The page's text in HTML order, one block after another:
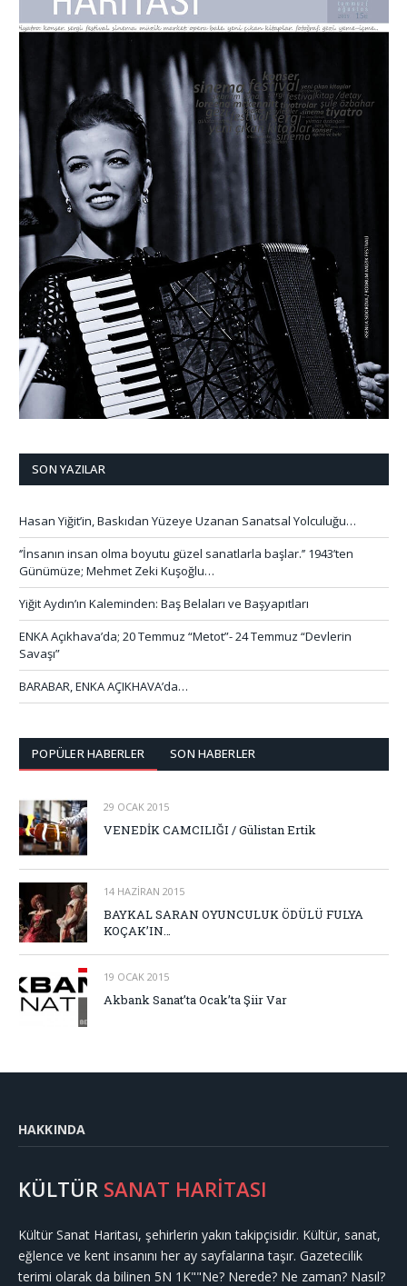
SON YAZILAR
Hasan Yiğit’in, Baskıdan Yüzeye Uzanan Sanatsal Yolculuğu…
‘’İnsanın insan olma boyutu güzel sanatlarla başlar.’’ 1943’ten
Günümüze; Mehmet Zeki Kuşoğlu…
Yiğit Aydın’ın Kaleminden: Baş Belaları ve Başyapıtları
ENKA Açıkhava’da; 20 Temmuz “Metot”- 24 Temmuz “Devlerin
Savaşı”
BARABAR, ENKA AÇIKHAVA’da…
POPÜLER HABERLER SON HABERLER
29 OCAK 2015
VENEDİK CAMCILIĞI / Gülistan Ertik
14 HAZIRAN 2015
BAYKAL SARAN OYUNCULUK ÖDÜLÜ FULYA
KOÇAK’IN…
19 OCAK 2015
Akbank Sanat’ta Ocak’ta Şiir Var
HAKKINDA
KÜLTÜR SANAT HARİTASI
Kültür Sanat Haritası, şehirlerin yakın takipçisidir. Kültür, sanat,
eğlence ve kent insanını her ay sayfalarına taşır. Gazetecilik
terimi olarak da bilinen 5N 1K""Ne? Nerede? Ne zaman? Nasıl?